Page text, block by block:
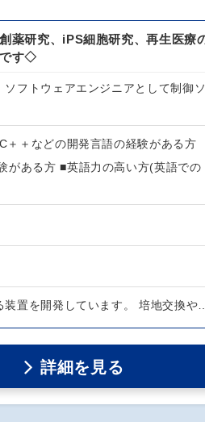
薬研究、iPS細胞研究、再生医療
です◇
フトウェアエンジニアとして制御
＋＋などの開発言語の経験がある方
がある方 ■英語力の高い方(英語での
装置を開発しています。 培地交換
詳細を見る